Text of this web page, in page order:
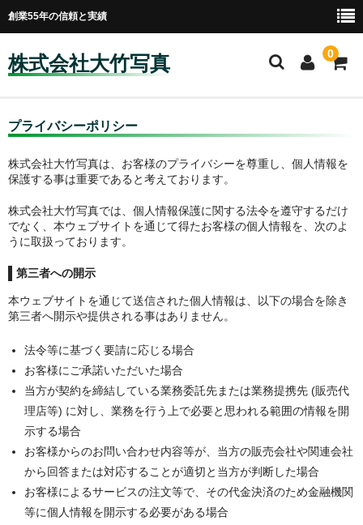
創業55年の信頼と実績
株式会社大竹写真 0
ホーム
プライバシーポリシー
採用情報
プリント・ネガ現像
ミニミニギャラリー
画像処理
おやつ堂本舗
学校アルバム作例
集合写真作例
プライバシーポリシー
株式会社大竹写真は、お客様のプライバシーを尊重し、個人情報を
保護する事は重要であると考えております。
株式会社大竹写真では、個人情報保護に関する法令を遵守するだけ
でなく、本ウェブサイトを通じて得たお客様の個人情報を、次のよ
うに取扱っております。
第三者への開示
本ウェブサイトを通じて送信された個人情報は、以下の場合を除き
第三者へ開示や提供される事はありません。
法令等に基づく要請に応じる場合
お客様にご承諾いただいた場合
当方が契約を締結している業務委託先または業務提携先 (販売代
理店等) に対し、業務を行う上で必要と思われる範囲の情報を開
示する場合
お客様からのお問い合わせ内容等が、当方の販売会社や関連会社
から回答または対応することが適切と当方が判断した場合
お客様によるサービスの注文等で、その代金決済のため金融機関
等に個人情報を開示する必要がある場合